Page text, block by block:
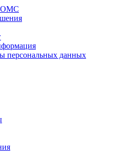
ОМС
персональных данных